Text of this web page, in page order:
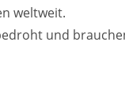
weltweit.
und